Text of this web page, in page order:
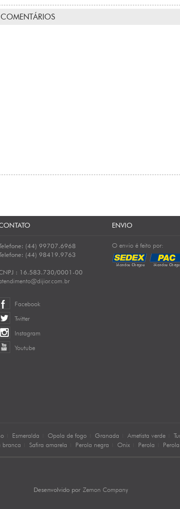
COMENTÁRIOS
(44) 99707.6968
(44) 98419.9763
: 16.583.730/0001-00
Facebook
Twitter
Instagram
Youtube
ENVIO
O envio é feito por:
Esmeralda Opala de fogo Granada Ametista verde
branca Safira amarela Perola negra Onix Perola
Desenvolvido por Zemon Company